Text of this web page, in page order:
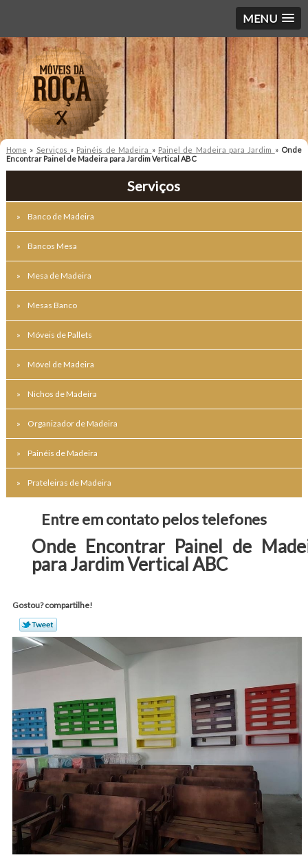
MENU
Home » Serviços » Painéis de Madeira » Painel de Madeira para Jardim » Onde
Encontrar Painel de Madeira para Jardim Vertical ABC
Serviços
Banco de Madeira
Bancos Mesa
Mesa de Madeira
Mesas Banco
Móveis de Pallets
Móvel de Madeira
Nichos de Madeira
Organizador de Madeira
Painéis de Madeira
Prateleiras de Madeira
Entre em contato pelos telefones
Onde Encontrar Painel de
para Jardim Vertical ABC
Gostou? compartilhe!